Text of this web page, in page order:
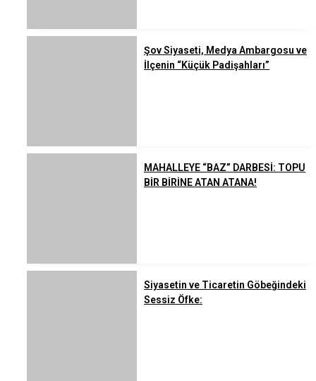
Şov Siyaseti, Medya Ambargosu ve
İlçenin “Küçük Padişahları”
MAHALLEYE “BAZ” DARBESİ: TOPU
BİR BİRİNE ATAN ATANA!
Siyasetin ve Ticaretin Göbeğindeki
Sessiz Öfke: